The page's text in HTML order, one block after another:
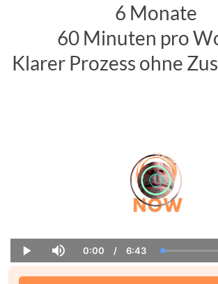
6 Monate
60 Minuten pro
Klarer Prozess ohne
Play Mute
Current
Time
0:00 / Duration
6:43 Loaded:
0.00%